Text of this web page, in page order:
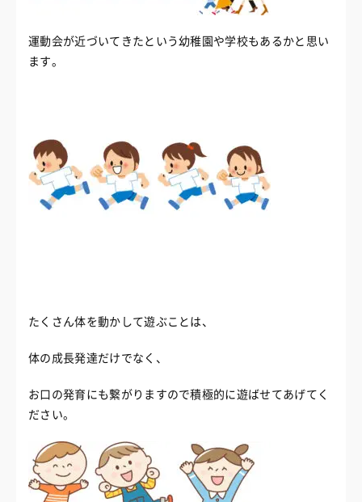
運動会が近づいてきたという幼稚園や学校もあるかと思い
ます。
たくさん体を動かして遊ぶことは、
体の成長発達だけでなく、
お口の発育にも繋がりますので積極的に遊ばせてあげてく
ださい。